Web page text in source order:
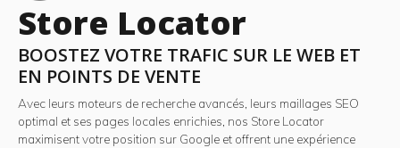
Store Locator
BOOSTEZ VOTRE TRAFIC SUR LE WEB ET
EN POINTS DE VENTE
Avec leurs moteurs de recherche avancés, leurs maillages SEO
optimal et ses pages locales enrichies, nos Store Locator
maximisent votre position sur Google et offrent une expérience